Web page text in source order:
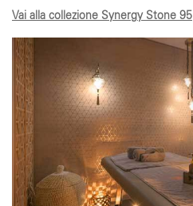
Vai alla collezione Synergy Stone 95